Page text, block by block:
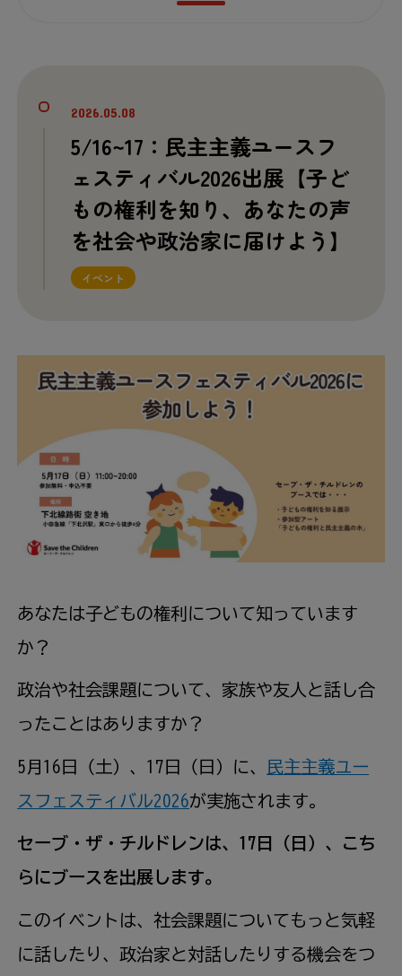
2026.05.08
5/16~17：民主主義ユースフ
ェスティバル2026出展【子ど
もの権利を知り、あなたの声
を社会や政治家に届けよう】
イベント
あなたは子どもの権利について知っています
か？
政治や社会課題について、家族や友人と話し合
ったことはありますか？
5 月 16日（土）、17日（ 日 ）に、
民主主義ユー
スフェスティバル2026が実施されます。
セーブ・ザ・チルドレンは、17日（ 日 ）、こち
らにブースを出展します。
このイベントは、社会課題についてもっと気軽
に話したり、政治家と対話したりする機会をつ